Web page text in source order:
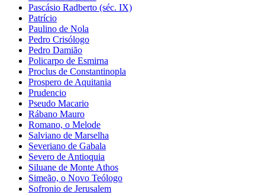
Pascásio Radberto (séc. IX)
Patrício
Paulino de Nola
Pedro Crisólogo
Pedro Damião
Policarpo de Esmirna
Proclus de Constantinopla
Prospero de Aquitania
Prudencio
Pseudo Macario
Rábano Mauro
Romano, o Melode
Salviano de Marselha
Severiano de Gabala
Severo de Antioquia
Siluane de Monte Athos
Simeão, o Novo Teólogo
Sofronio de Jerusalem